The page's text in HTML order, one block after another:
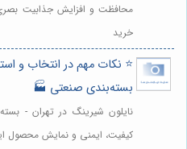
محافظت و افزایش جذابیت
خرید
⭐️ نکات مهم در انتخاب و
بسته‌بندی صنعتی 🏭
نایلون شیرینگ در تهران -
کیفیت، ایمنی و نمایش محصول